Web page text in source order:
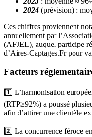
2024 (prévision) :
Ces chiffres proviennent
annuellement par
(AFJEL), auquel participe
d’Aires‑Captages.Fr pour
Facteurs
1️⃣ L’harmonisation
(RTP≥92%) a poussé
afin d’attirer une clientèle
2️⃣ La concurrence féroce